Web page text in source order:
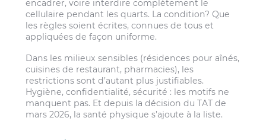
encadrer, voire interdire complètement le
cellulaire pendant les quarts. La condition? Que
les règles soient écrites, connues de tous et
appliquées de façon uniforme.
Dans les milieux sensibles (résidences pour aînés,
cuisines de restaurant, pharmacies), les
restrictions sont d’autant plus justifiables.
Hygiène, confidentialité, sécurité : les motifs ne
manquent pas. Et depuis la décision du TAT de
mars 2026, la santé physique s’ajoute à la liste.